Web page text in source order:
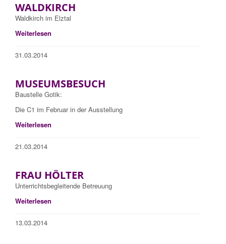
WALDKIRCH
Waldkirch im Elztal
Weiterlesen
31.03.2014
MUSEUMSBESUCH
Baustelle Gotik:
Die C1 im Februar in der Ausstellung
Weiterlesen
21.03.2014
FRAU HÖLTER
Unterrichtsbegleitende Betreuung
Weiterlesen
13.03.2014